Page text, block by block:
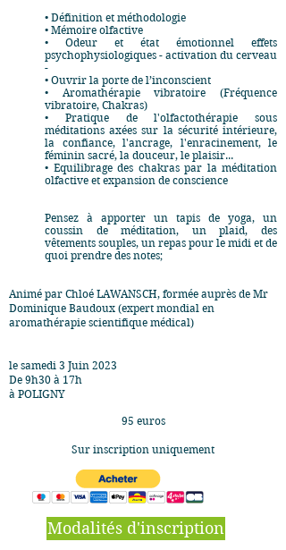
• Définition et méthodologie
• Mémoire olfactive
• Odeur et état émotionnel effets
psychophysiologiques - activation du cerveau
-
• Ouvrir la porte de l’inconscient
• Aromathérapie vibratoire (Fréquence
vibratoire, Chakras)
• Pratique de l'olfactothérapie sous
méditations axées sur la sécurité intérieure,
la confiance, l'ancrage, l'enracinement, le
féminin sacré, la douceur, le plaisir...
• Equilibrage des chakras par la méditation
olfactive et expansion de conscience
Pensez à apporter un tapis de yoga, un
coussin de méditation, un plaid, des
vêtements souples, un repas pour le midi et de
quoi prendre des notes;
Animé par Chloé LAWANSCH, formée auprès de Mr
Dominique Baudoux (expert mondial en
aromathérapie scientifique médical)
le samedi 3 Juin 2023
De 9h30 à 17h
à POLIGNY
95 euros
Sur inscription uniquement​
Modalités d'inscription